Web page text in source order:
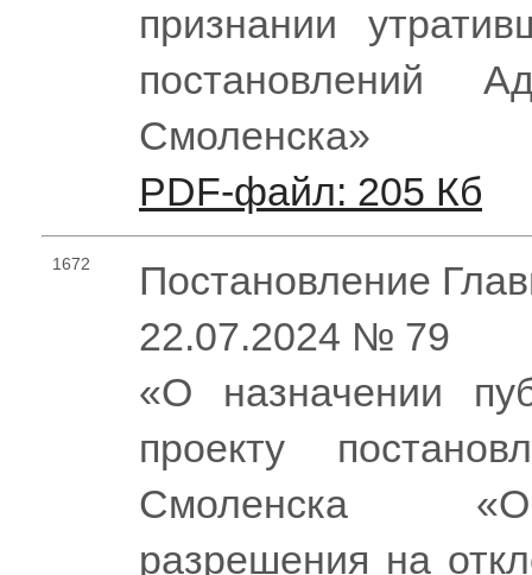
признании
постановлений
Смоленска»
PDF-файл: 205 Кб
1672
Постановление
22.07.2024 № 79
«О назначении
проекту
Смоленска «О
разрешения на